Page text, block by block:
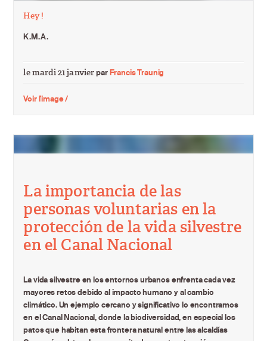
Hey !
K.M.A.
le mardi 21 janvierparFrancis Traunig
Voir l'image /
La importancia de las
personas voluntarias en la
protección de la vida silvestre
en el Canal Nacional
La vida silvestre en los entornos urbanos enfrenta cada vez
mayores retos debido al impacto humano y al cambio
climático. Un ejemplo cercano y significativo lo encontramos
en el Canal Nacional, donde la biodiversidad, en especial los
patos que habitan esta frontera natural entre las alcaldías